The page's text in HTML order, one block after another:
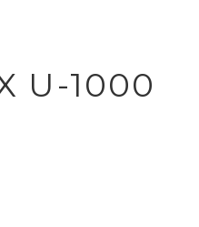
de
U-1000